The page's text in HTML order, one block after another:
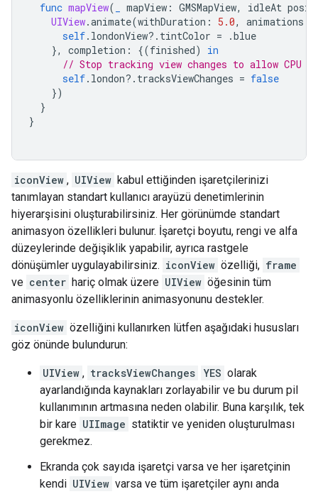
func mapView( mapView : GMSMapView, idleAt
UIView.animate(withDuration : 5.0, animations
self. londonView?. tintColor = .blue
},
completion : {(finished)
in
// Stop tracking view changes to allow CPU
self. london?. tracksViewChanges = false
})
}
}
iconView , UIView kabul ettiğinden işaretçilerinizi
tanımlayan standart kullanıcı arayüzü denetimlerinin
hiyerarşisini oluşturabilirsiniz. Her görünümde standart
animasyon özellikleri bulunur. İşaretçi boyutu, rengi ve alfa
düzeylerinde değişiklik yapabilir, ayrıca rastgele
dönüşümler uygulayabilirsiniz. iconView özelliği, frame
ve center hariç olmak üzere UIView öğesinin tüm
animasyonlu özelliklerinin animasyonunu destekler.
iconView özelliğini kullanırken lütfen aşağıdaki hususları
göz önünde bulundurun:
UIView , tracksViewChanges YES olarak
ayarlandığında kaynakları zorlayabilir ve bu durum pil
kullanımının artmasına neden olabilir. Buna karşılık, tek
bir kare UIImage statiktir ve yeniden oluşturulması
gerekmez.
Ekranda çok sayıda işaretçi varsa ve her işaretçinin
kendi UIView varsa ve tüm işaretçiler aynı anda